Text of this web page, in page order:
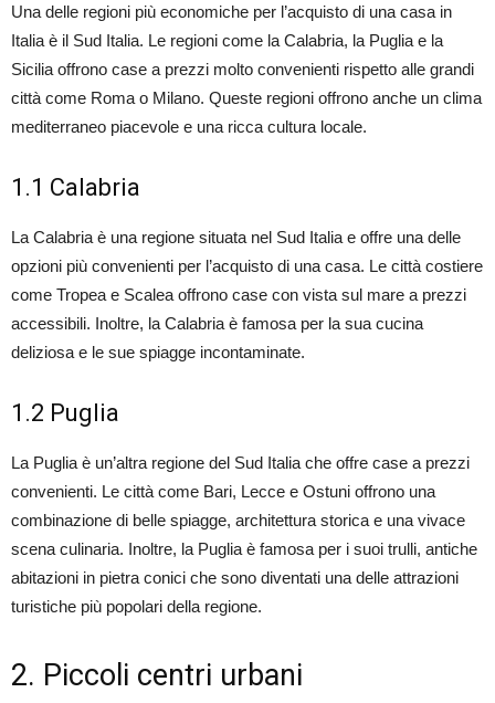
Una delle regioni più economiche per l’acquisto di una casa in
Italia è il Sud Italia. Le regioni come la Calabria, la Puglia e la
Sicilia offrono case a prezzi molto convenienti rispetto alle grandi
città come Roma o Milano. Queste regioni offrono anche un clima
mediterraneo piacevole e una ricca cultura locale.
1.1 Calabria
La Calabria è una regione situata nel Sud Italia e offre una delle
opzioni più convenienti per l’acquisto di una casa. Le città costiere
come Tropea e Scalea offrono case con vista sul mare a prezzi
accessibili. Inoltre, la Calabria è famosa per la sua cucina
deliziosa e le sue spiagge incontaminate.
1.2 Puglia
La Puglia è un’altra regione del Sud Italia che offre case a prezzi
convenienti. Le città come Bari, Lecce e Ostuni offrono una
combinazione di belle spiagge, architettura storica e una vivace
scena culinaria. Inoltre, la Puglia è famosa per i suoi trulli, antiche
abitazioni in pietra conici che sono diventati una delle attrazioni
turistiche più popolari della regione.
2. Piccoli centri urbani